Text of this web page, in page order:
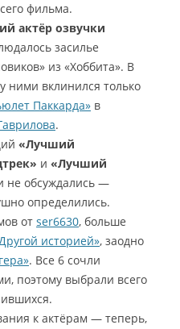
фильма.
актёр озвучки
засилье
из «Хоббита». В
ними вклинился только
Паккарда» в
.
«Лучший
и «Лучший
не обсуждались —
определились.
от ser6630, больше
историей», заодно
. Все 6 сочли
поэтому выбрали всего
к актёрам — теперь,